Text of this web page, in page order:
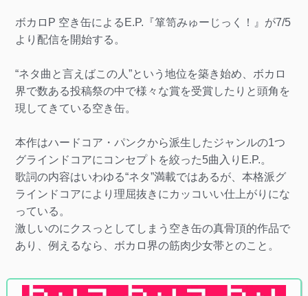
ボカロP 空き缶によるE.P.『箪笥みゅーじっく！』が7/5
より配信を開始する。
“ネタ曲と言えばこの人”という地位を築き始め、ボカロ
界で数ある投稿祭の中で様々な賞を受賞したりと頭角を
現してきている空き缶。
本作はハードコア・パンクから派生したジャンルの1つ
グラインドコアにコンセプトを絞った5曲入りE.P.。
歌詞の内容はいわゆる“ネタ”満載ではあるが、本格派グ
ラインドコアにより理屈抜きにカッコいい仕上がりにな
っている。
激しいのにクスっとしてしまう空き缶の真骨頂的作品で
あり、例えるなら、ボカロ界の筋肉少女帯とのこと。